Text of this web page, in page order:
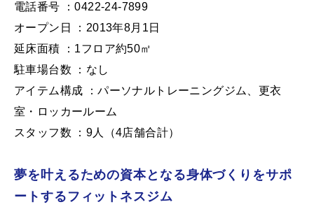
電話番号 ：0422-24-7899
オープン日 ：2013年8月1日
延床面積 ：1フロア約50㎡
駐車場台数 ：なし
アイテム構成 ：パーソナルトレーニングジム、更衣
室・ロッカールーム
スタッフ数 ：9人（4店舗合計）
夢を叶えるための資本となる身体づくりをサポ
ートするフィットネスジム